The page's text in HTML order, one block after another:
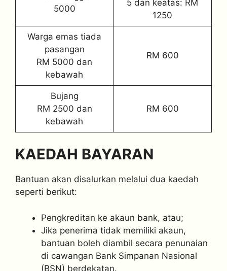
5000
5 dan keatas: RM
1250
Warga emas tiada
pasangan
RM 5000 dan
kebawah
RM 600
Bujang
RM 2500 dan
kebawah
RM 600
KAEDAH BAYARAN
Bantuan akan disalurkan melalui dua kaedah
seperti berikut:
Pengkreditan ke akaun bank, atau;
Jika penerima tidak memiliki akaun,
bantuan boleh diambil secara penunaian
di cawangan Bank Simpanan Nasional
(BSN) berdekatan.